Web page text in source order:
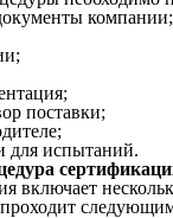
компании;
поставки;
для испытаний.
включает